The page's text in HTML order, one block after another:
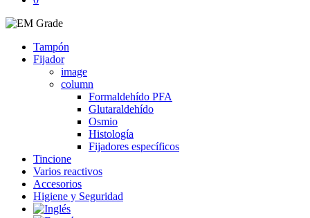
Tampón
Fijador
image
column
Formaldehído PFA
Glutaraldehído
Osmio
Histología
Fijadores específicos
Tincione
Varios reactivos
Accesorios
Higiene y Seguridad